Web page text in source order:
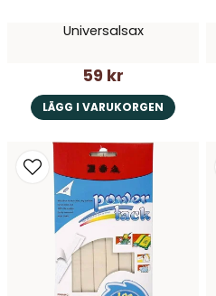
Universalsax
59 kr
LÄGG I VARUKORGEN